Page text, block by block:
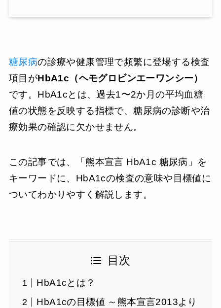
糖尿病の診療や健康管理で頻繁に登場する検査
項目がHbA1c（ヘモグロビンエーワンシー）
です。HbA1cとは、過去1〜2か月の平均血糖
値の状態を反映する指標で、糖尿病の診断や治
療効果の確認に欠かせません。
この記事では、「熊本宣言 HbA1c 糖尿病」を
キーワードに、HbA1cの検査の意味や目標値に
ついてわかりやすく解説します。
目次
HbA1cとは？
HbA1cの目標値 ～熊本宣言2013より